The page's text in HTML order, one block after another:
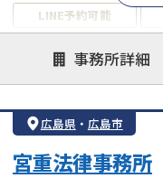
LINE予約可能
借金返済相談・交渉
個人再生
会社破産・法人破産
事務所詳細
広島県 ・ 広島市
宮重法律事務所